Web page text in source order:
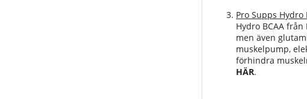
Pro Supps Hydro
Hydro BCAA
men även
muskelpump,
förhindra
HÄR.